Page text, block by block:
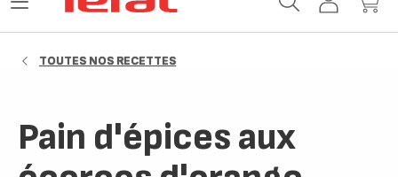
MonMon
Ouvrir
TOUTES NOS RECETTES
Pain d'épices aux